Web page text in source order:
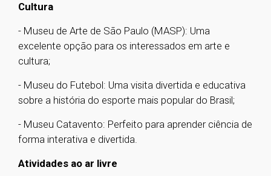
Cultura
- Museu de Arte de São Paulo (MASP): Uma
excelente opção para os interessados em arte e
cultura;
- Museu do Futebol: Uma visita divertida e educativa
sobre a história do esporte mais popular do Brasil;
- Museu Catavento: Perfeito para aprender ciência de
forma interativa e divertida.
Atividades ao ar livre